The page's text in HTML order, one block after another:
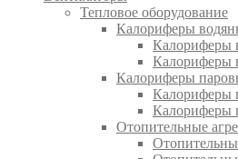
Тепловое оборудование
Калориферы
Калориферы
Калориферы
Калориферы
Калориферы
Калориферы
Отопительные